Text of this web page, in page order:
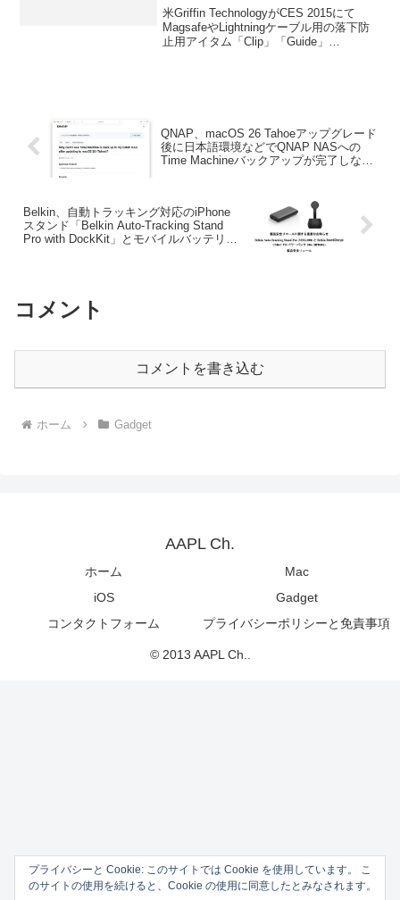
「Hanger」「Sleeve」を発表。
米Griffin TechnologyがCES 2015にて
MagsafeやLightningケーブル用の落下防
止用アイタム「Clip」「Guide」
QNAP、macOS 26 Tahoeアップグレード
後に日本語環境などでQNAP NASへの
Time Machineバックアップが完了しない
Belkin、自動トラッキング対応のiPhone
スタンド「Belkin Auto-Tracking Stand
Pro with DockKit」とモバイルバッテリー
コメント
コメントを書き込む
ホーム Gadget
AAPL Ch.
ホーム
Mac
iOS
Gadget
コンタクトフォーム
プライバシーポリシーと免責事項
© 2013 AAPL Ch..
プライバシーと Cookie: このサイトでは Cookie を使用しています。 こ
のサイトの使用を続けると、Cookie の使用に同意したとみなされます。